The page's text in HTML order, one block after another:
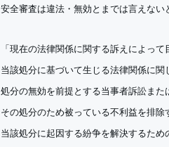
安全審査は違法・無効とまでは言えない
「現在の法律関係に関する訴えによっ
当該処分に基づいて生じる法律関係に関
処分の無効を前提とする当事者訴訟また
その処分のため被っている不利益を排
当該処分に起因する紛争を解決するため